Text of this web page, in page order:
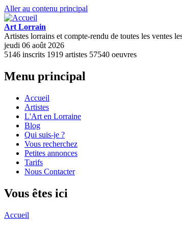
Aller au contenu principal
Art Lorrain
Artistes lorrains et compte-rendu de toutes les ventes
jeudi 06 août 2026
5146 inscrits 1919 artistes 57540 oeuvres
Menu principal
Accueil
Artistes
L'Art en Lorraine
Blog
Qui suis-je ?
Vous recherchez
Petites annonces
Tarifs
Nous Contacter
Vous êtes ici
Accueil